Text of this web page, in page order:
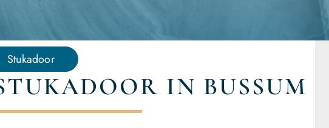
Stukadoor
IN BUSSUM